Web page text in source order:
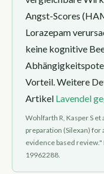
Angst-Scores
Lorazepam
keine kognitive
Vorteil. Weitere
Artikel Lavendel
Wohlfarth R, Kasper S
preparation (Silexan)
evidence based
19962288.